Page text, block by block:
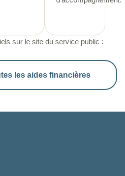
sur le site du service public :
les aides financières